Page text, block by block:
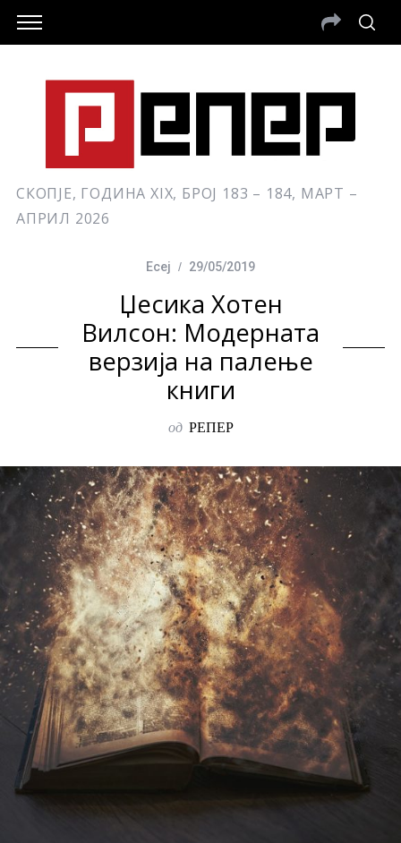
СКОПЈЕ, ГОДИНА XIX, БРОЈ 183 – 184, МАРТ –
АПРИЛ 2026
Есеј 29/05/2019
Џесика Хотен
Вилсон: Mодерната
верзија на палење
книги
од РЕПЕР